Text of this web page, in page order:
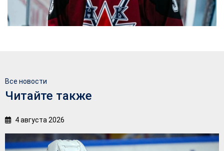
Все новости
Читайте также
4 августа 2026